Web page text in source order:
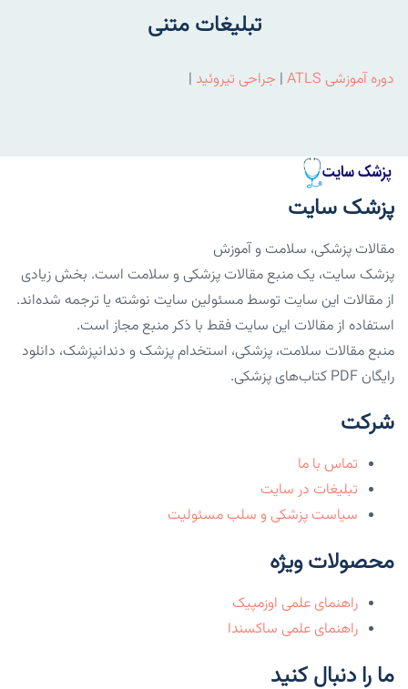
تبلیغات متنی
دوره آموزشی ATLS | جراحی تیروئید |
پزشک سایت
مقالات پزشکی، سلامت و آموزش
پزشک سایت، یک منبع مقالات پزشکی و سلامت است. بخش زیادی
از مقالات این سایت توسط مسئولین سایت نوشته یا ترجمه شده‌اند.
استفاده از مقالات این سایت فقط با ذکر منبع مجاز است.
منبع مقالات سلامت، پزشکی، استخدام پزشک و دندانپزشک، دانلود
رایگان PDF کتاب‌های پزشکی.
شرکت
تماس با ما
تبلیغات در سایت
سیاست پزشکی و سلب مسئولیت
محصولات ویژه
راهنمای علمی اوزمپیک
راهنمای علمی ساکسندا
ما را دنبال کنید